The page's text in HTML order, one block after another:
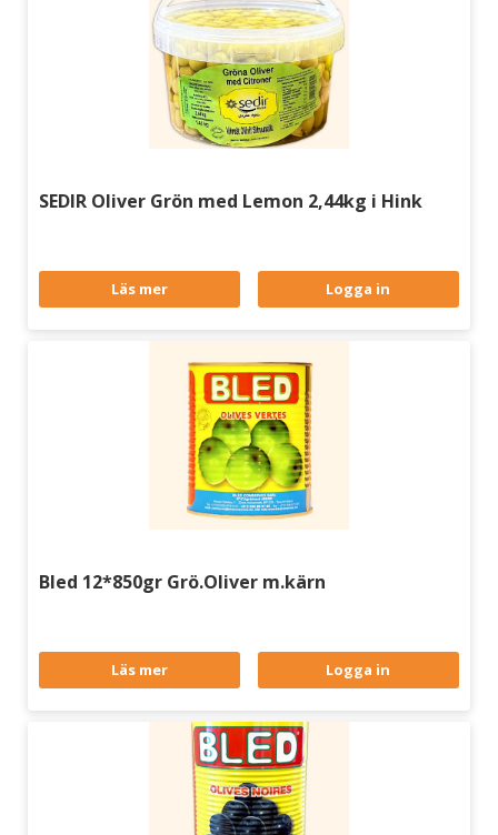
SEDIR Oliver Grön med Lemon 2,44kg i Hink
Läs mer Logga in
Bled 12*850gr Grö.Oliver m.kärn
Läs mer Logga in